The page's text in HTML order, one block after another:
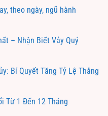
theo ngày, ngũ hành
– Nhận Biết Vảy Quý
Bí Quyết Tăng Tỷ Lệ Thắng
Từ 1 Đến 12 Tháng